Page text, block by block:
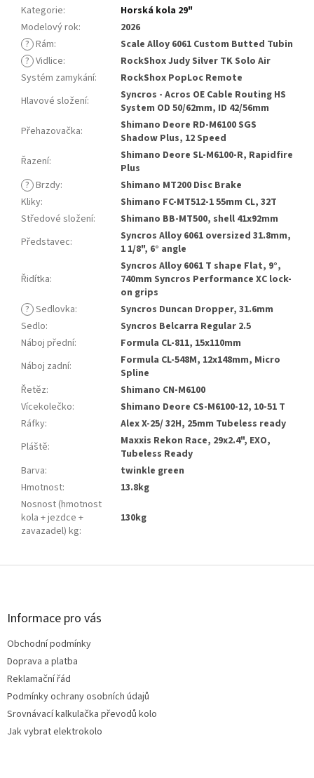
Kategorie:
Horská kola 29"
Modelový rok:
2026
? Rám:
Scale Alloy 6061 Custom Butted Tubin
? Vidlice:
RockShox Judy Silver TK Solo Air
Systém zamykání:
RockShox PopLoc Remote
Hlavové složení:
Syncros - Acros OE Cable Routing HS
System OD 50/62mm, ID 42/56mm
Přehazovačka:
Shimano Deore RD-M6100 SGS
Shadow Plus, 12 Speed
Řazení:
Shimano Deore SL-M6100-R, Rapidfire
Plus
? Brzdy:
Shimano MT200 Disc Brake
Kliky:
Shimano FC-MT512-1 55mm CL, 32T
Středové složení:
Shimano BB-MT500, shell 41x92mm
Představec:
Syncros Alloy 6061 oversized 31.8mm,
1 1/8", 6° angle
Řidítka:
Syncros Alloy 6061 T shape Flat, 9°,
740mm Syncros Performance XC lock-
on grips
? Sedlovka:
Syncros Duncan Dropper, 31.6mm
Sedlo:
Syncros Belcarra Regular 2.5
Náboj přední:
Formula CL-811, 15x110mm
Náboj zadní:
Formula CL-548M, 12x148mm, Micro
Spline
Řetěz:
Shimano CN-M6100
Vícekolečko:
Shimano Deore CS-M6100-12, 10-51 T
Ráfky:
Alex X-25/ 32H, 25mm Tubeless ready
Pláště:
Maxxis Rekon Race, 29x2.4", EXO,
Tubeless Ready
Barva:
twinkle green
Hmotnost:
13.8kg
Nosnost (hmotnost
kola + jezdce +
zavazadel) kg:
130kg
Z
Informace pro vás
Obchodní podmínky
Doprava a platba
Reklamační řád
Podmínky ochrany osobních údajů
Srovnávací kalkulačka převodů kolo
Jak vybrat elektrokolo